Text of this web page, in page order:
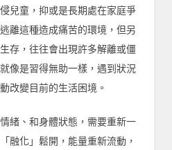
兒童，抑或是長期處在家庭爭
離這種造成痛苦的環境，但另
存，往往會出現許多解離或僵
像是習得無助一樣，遇到狀況
改變目前的生活困境。
緒、和身體狀態，需要重新一
融化」鬆開，能量重新流動，